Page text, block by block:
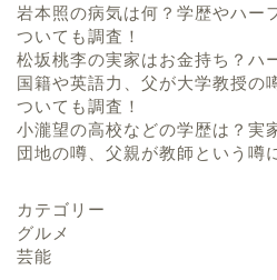
岩本照の病気は何？学歴やハー
ついても調査！
松坂桃李の実家はお金持ち？ハ
国籍や英語力、父が大学教授の
ついても調査！
小瀧望の高校などの学歴は？実
団地の噂、父親が教師という噂
カテゴリー
グルメ
芸能